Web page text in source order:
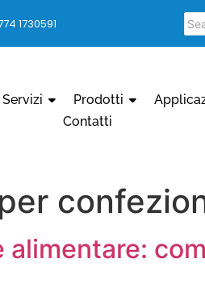
1730591
Servizi Prodotti
Contatti